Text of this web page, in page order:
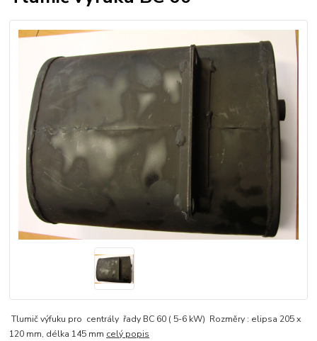
Tlumič výfuku pro centrály řady BC 60 ( 5-6 kW) Rozměry : elipsa 205 x
120 mm, délka 145 mm celý popis